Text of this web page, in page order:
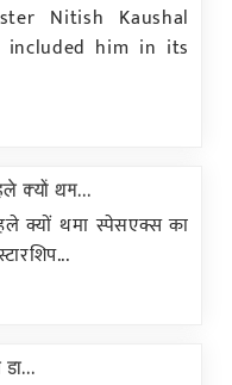
Nitish Kaushal
included him in its
क्यों थम...
क्यों थमा स्पेसएक्स का